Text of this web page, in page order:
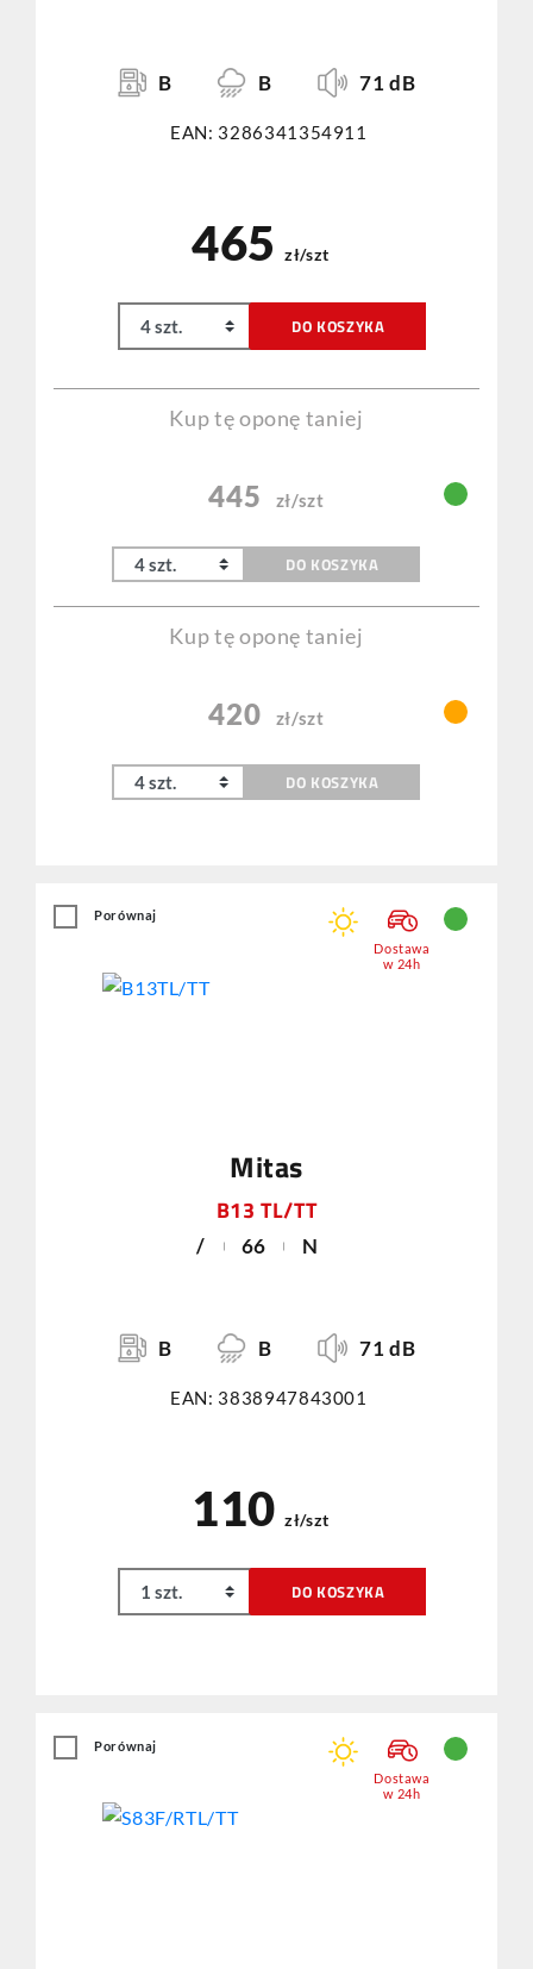
B B 71 dB
EAN: 3286341354911
465 zł/szt
DO KOSZYKA
Kup tę oponę taniej
445 zł/szt
DO KOSZYKA
Kup tę oponę taniej
420 zł/szt
DO KOSZYKA
Mitas
B13 TL/TT
/ 66 N
B B 71 dB
EAN: 3838947843001
Porównaj
Dostawa
w 24h
110 zł/szt
DO KOSZYKA
Porównaj
Dostawa
w 24h